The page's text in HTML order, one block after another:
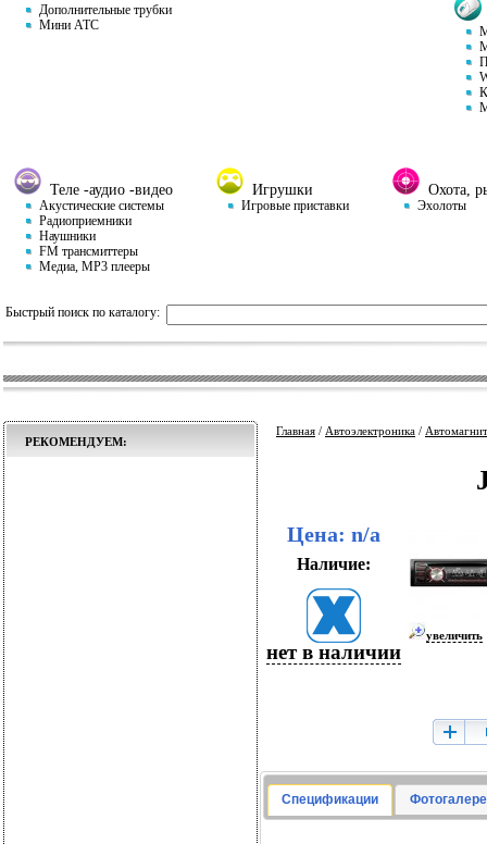
Дополнительные трубки
Мини АТС
Теле -аудио -видео
Акустические системы
Радиоприемники
Наушники
FM трансмиттеры
Медиа, MP3 плееры
Игрушки
Игровые приставки
Охота,
Эхолоты
Быстрый поиск по каталогу:
РЕКОМЕНДУЕМ:
Главная / Автоэлектроника /
Цена: n/a
Наличие:
нет в наличии
увеличить
Спецификации